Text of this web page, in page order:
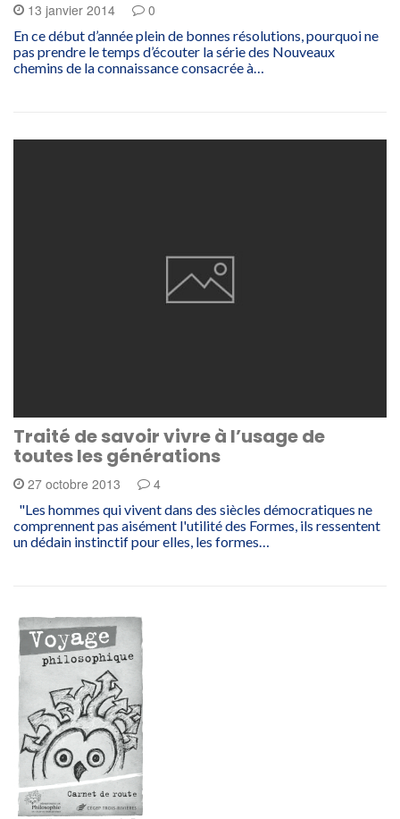
13 janvier 2014 0
En ce début d’année plein de bonnes résolutions, pourquoi ne
pas prendre le temps d’écouter la série des Nouveaux
chemins de la connaissance consacrée à…
Traité de savoir vivre à l’usage de
toutes les générations
27 octobre 2013 4
"Les hommes qui vivent dans des siècles démocratiques ne
comprennent pas aisément l'utilité des Formes, ils ressentent
un dédain instinctif pour elles, les formes…